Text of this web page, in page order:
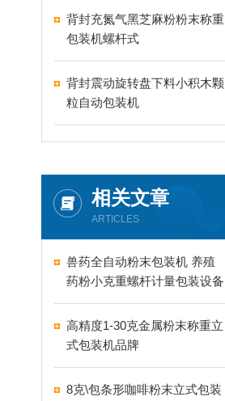
背封充氮气黑芝麻粉粉末称重
包装机螺杆式
背封震动旋转盘下料小积木颗
粒自动包装机
相关文章
ARTICLES
兽药全自动粉末包装机 养殖
药粉小克重螺杆计量包装设备
高精度1-30克金属粉末称重立
式包装机品牌
8克\包条形咖啡粉末立式包装